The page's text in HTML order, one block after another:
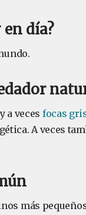
día?
y a veces focas
A veces
más